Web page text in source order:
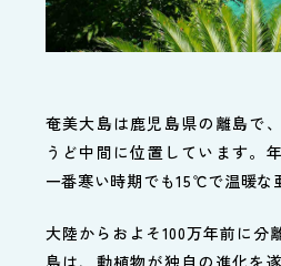
奄美大島は鹿児島県の離島で
うど中間に位置しています。
一番寒い時期でも15℃で温暖な
大陸からおよそ100万年前に分
島は、動植物が独自の進化を